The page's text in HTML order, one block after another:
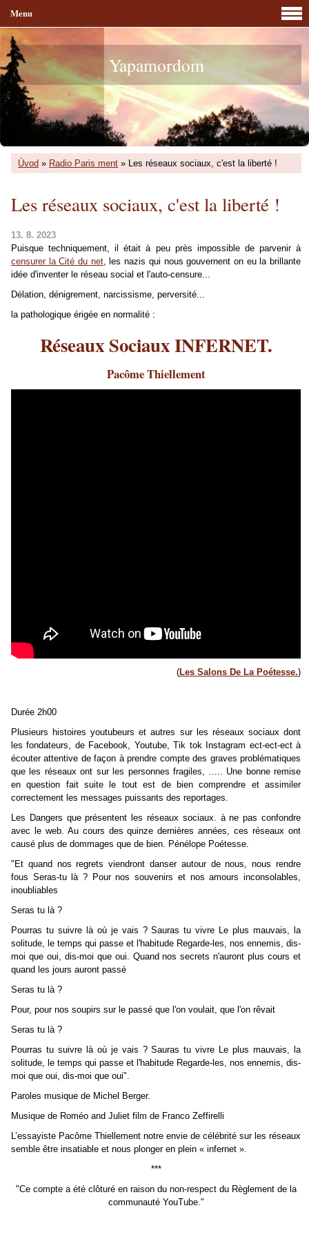
Yapamordom
Úvod » Radio Paris ment » Les réseaux sociaux, c'est la liberté !
Les réseaux sociaux, c'est la liberté !
13. 8. 2023
Puisque techniquement, il était à peu près impossible de parvenir à
censurer la Cité du net, les nazis qui nous gouvernent on eu la brillante
idée d'inventer le réseau social et l'auto-censure...
Délation, dénigrement, narcissisme, perversité...
la pathologique érigée en normalité :
Réseaux Sociaux INFERNET.
Pacôme Thiellement
(Les Salons De La Poétesse.)
Durée 2h00
Plusieurs histoires youtubeurs et autres sur les réseaux sociaux dont
les fondateurs, de Facebook, Youtube, Tik tok Instagram ect-ect-ect à
écouter attentive de façon à prendre compte des graves problématiques
que les réseaux ont sur les personnes fragiles, ..... Une bonne remise
en question fait suite le tout est de bien comprendre et assimiler
correctement les messages puissants des reportages.
Les Dangers que présentent les réseaux sociaux. à ne pas confondre
avec le web. Au cours des quinze dernières années, ces réseaux ont
causé plus de dommages que de bien. Pénélope Poétesse.
"Et quand nos regrets viendront danser autour de nous, nous rendre
fous Seras-tu là ? Pour nos souvenirs et nos amours inconsolables,
inoubliables
Seras tu là ?
Pourras tu suivre là où je vais ? Sauras tu vivre Le plus mauvais, la
solitude, le temps qui passe et l'habitude Regarde-les, nos ennemis, dis-
moi que oui, dis-moi que oui. Quand nos secrets n'auront plus cours et
quand les jours auront passé
Seras tu là ?
Pour, pour nos soupirs sur le passé que l'on voulait, que l'on rêvait
Seras tu là ?
Pourras tu suivre là où je vais ? Sauras tu vivre Le plus mauvais, la
solitude, le temps qui passe et l'habitude Regarde-les, nos ennemis, dis-
moi que oui, dis-moi que oui".
Paroles musique de Michel Berger.
Musique de Roméo and Juliet film de Franco Zeffirelli
L’essayiste Pacôme Thiellement notre envie de célébrité sur les réseaux
semble être insatiable et nous plonger en plein « infernet ».
***
"Ce compte a été clôturé en raison du non-respect du Règlement de la
communauté YouTube."
Menu